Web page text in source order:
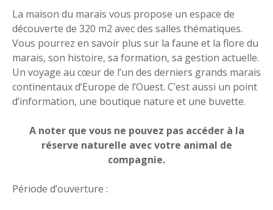
La maison du marais vous propose un espace de
découverte de 320 m2 avec des salles thématiques.
Vous pourrez en savoir plus sur la faune et la flore du
marais, son histoire, sa formation, sa gestion actuelle.
Un voyage au cœur de l’un des derniers grands marais
continentaux d’Europe de l’Ouest. C’est aussi un point
d’information, une boutique nature et une buvette.
A noter que vous ne pouvez pas accéder à la
réserve naturelle avec votre animal de
compagnie.
Période d’ouverture :